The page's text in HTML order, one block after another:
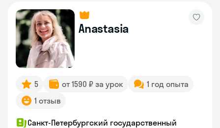
Anastasia
5 от 1590 ₽ за урок
1 год опыта
1 отзыв
Санкт-Петербургский государственный